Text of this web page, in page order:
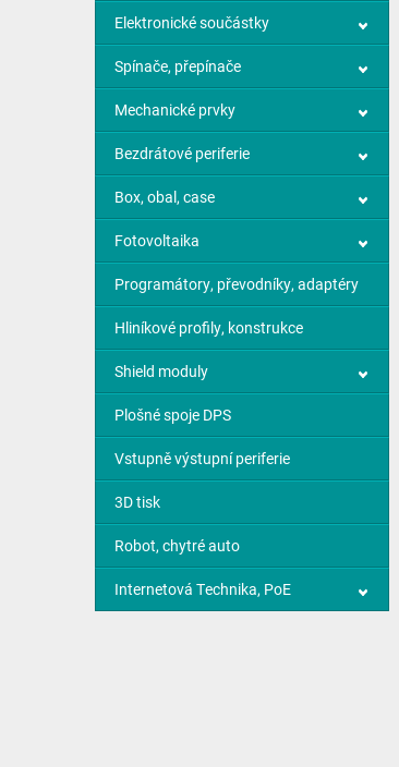
Elektronické součástky
Spínače, přepínače
Mechanické prvky
Bezdrátové periferie
Box, obal, case
Fotovoltaika
Programátory, převodníky, adaptéry
Hliníkové profily, konstrukce
Shield moduly
Plošné spoje DPS
Vstupně výstupní periferie
3D tisk
Robot, chytré auto
Internetová Technika, PoE